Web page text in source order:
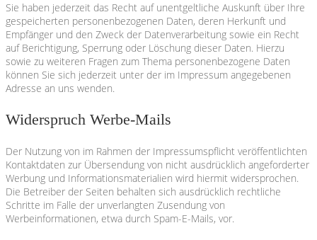
Sie haben jederzeit das Recht auf unentgeltliche Auskunft über Ihre
gespeicherten personenbezogenen Daten, deren Herkunft und
Empfänger und den Zweck der Datenverarbeitung sowie ein Recht
auf Berichtigung, Sperrung oder Löschung dieser Daten. Hierzu
sowie zu weiteren Fragen zum Thema personenbezogene Daten
können Sie sich jederzeit unter der im Impressum angegebenen
Adresse an uns wenden.
Widerspruch Werbe-Mails
Der Nutzung von im Rahmen der Impressumspflicht veröffentlichten
Kontaktdaten zur Übersendung von nicht ausdrücklich angeforderter
Werbung und Informationsmaterialien wird hiermit widersprochen.
Die Betreiber der Seiten behalten sich ausdrücklich rechtliche
Schritte im Falle der unverlangten Zusendung von
Werbeinformationen, etwa durch Spam-E-Mails, vor.